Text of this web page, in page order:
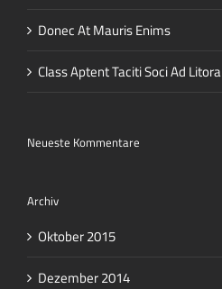
Donec At Mauris Enims
Class Aptent Taciti Soci Ad Litora
Neueste Kommentare
Archiv
Oktober 2015
Dezember 2014